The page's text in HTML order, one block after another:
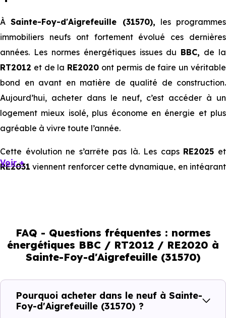
ÀSainte-Foy-d'Aigrefeuille (31570), les programmes
immobiliers neufs ont fortement évolué ces dernières
années. Les normes énergétiques issues du BBC, de la
RT2012 et de la RE2020 ont permis de faire un véritable
bond en avant en matière de qualité de construction.
Aujourd’hui, acheter dans le neuf, c’est accéder à un
logement mieux isolé, plus économe en énergie et plus
agréable à vivre toute l’année.
Cette évolution ne s’arrête pas là. Les caps RE2025 et
RE2031 viennent renforcer cette dynamique, en intégrant
immobilier, en valorisant les biens les plus performants.
En résumé :
Normes énergétiques de
l’immobilier neuf
Voir +
FAQ - Questions fréquentes : normes
énergétiques BBC / RT2012 / RE2020 à
Sainte-Foy-d'Aigrefeuille (31570)
Pourquoi acheter dans le neuf à Sainte-
Foy-d'Aigrefeuille (31570) ?